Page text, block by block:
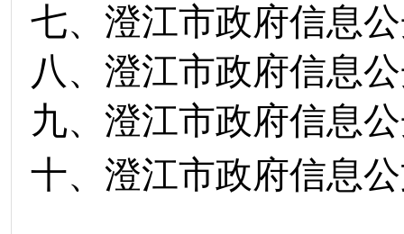
七、澄江市政府信息
八、澄江市政府信息
九、澄江市政府信息
十、澄江市政府信息